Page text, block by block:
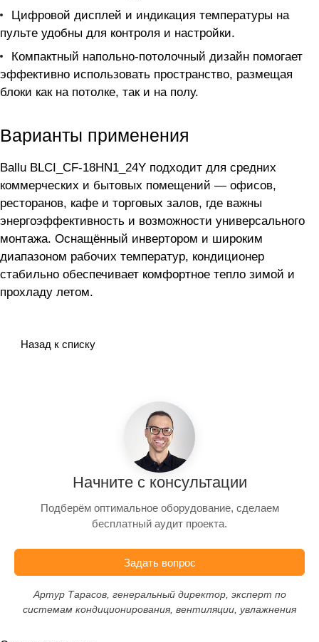
Цифровой дисплей и индикация температуры на
пульте удобны для контроля и настройки.
Компактный напольно-потолочный дизайн помогает
эффективно использовать пространство, размещая
блоки как на потолке, так и на полу.
Варианты применения
Ballu BLCI_CF-18HN1_24Y подходит для средних
коммерческих и бытовых помещений — офисов,
ресторанов, кафе и торговых залов, где важны
энергоэффективность и возможности универсального
монтажа. Оснащённый инвертором и широким
диапазоном рабочих температур, кондиционер
стабильно обеспечивает комфортное тепло зимой и
прохладу летом.
Назад к списку
Начните с консультации
Подберём оптимальное оборудование, сделаем
бесплатный аудит проекта.
Задать вопрос
Артур Тарасов, генеральный директор, эксперт по
системам кондиционирования, вентиляции, увлажнения